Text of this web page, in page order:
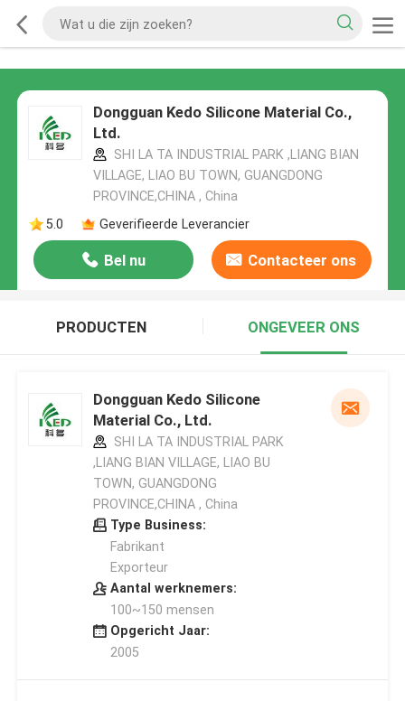
Dongguan Kedo Silicone Material Co.,
Ltd.
SHI LA TA INDUSTRIAL PARK ,LIANG BIAN
VILLAGE, LIAO BU TOWN, GUANGDONG
PROVINCE,CHINA , China
5.0
Geverifieerde Leverancier
Bel nu Contacteer ons
PRODUCTEN ONGEVEER ONS
Dongguan Kedo Silicone
Material Co., Ltd.
SHI LA TA INDUSTRIAL PARK
,LIANG BIAN VILLAGE, LIAO BU
TOWN, GUANGDONG
PROVINCE,CHINA , China
Type Business:
Fabrikant
Exporteur
Aantal werknemers:
100~150 mensen
Opgericht Jaar:
2005